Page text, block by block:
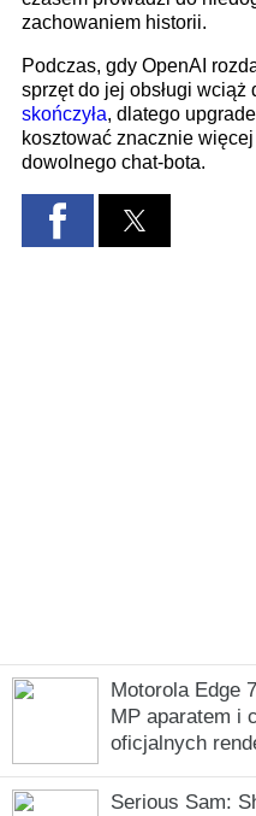
Motorola Edge
MP aparatem i
oficjalnych
Serious Sam: